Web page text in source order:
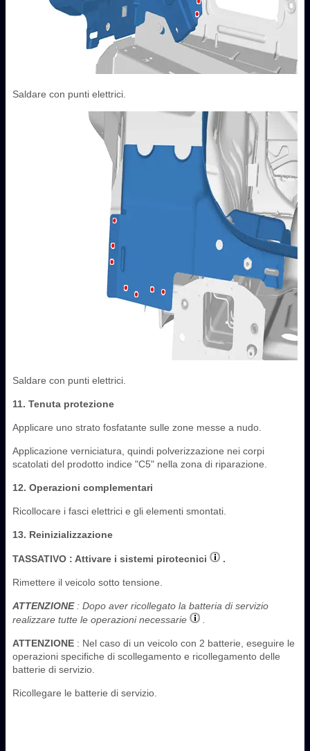
Saldare con punti elettrici.
Saldare con punti elettrici.
11. Tenuta protezione
Applicare uno strato fosfatante sulle zone messe a nudo.
Applicazione verniciatura, quindi polverizzazione nei corpi
scatolati del prodotto indice "C5" nella zona di riparazione.
12. Operazioni complementari
Ricollocare i fasci elettrici e gli elementi smontati.
13. Reinizializzazione
TASSATIVO : Attivare i sistemi pirotecnici .
Rimettere il veicolo sotto tensione.
ATTENZIONE: Dopo aver ricollegato la batteria di servizio
realizzare tutte le operazioni necessarie
ATTENZIONE : Nel caso di un veicolo con 2 batterie, eseguire le
operazioni specifiche di scollegamento e ricollegamento delle
batterie di servizio.
Ricollegare le batterie di servizio.